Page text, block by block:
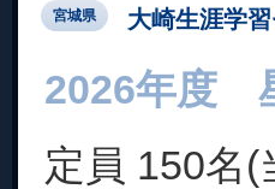
宮城県 大崎生涯学
2026年度
定員 150名(